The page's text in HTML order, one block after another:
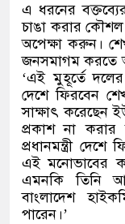
এ ধরনের
চাঙা করার কৌশল
অপেক্ষা করুন।
জনসমাগম করতে
‘এই মুহূর্তে দলের
দেশে ফিরবেন
সাক্ষাৎ করেছেন
প্রকাশ না করার
প্রধানমন্ত্রী
এই মনোভাবের
এমনকি তিনি
বাংলাদেশ
পারেন।’